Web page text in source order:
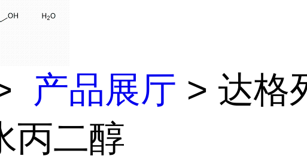
产品展厅 > 达格
丙二醇